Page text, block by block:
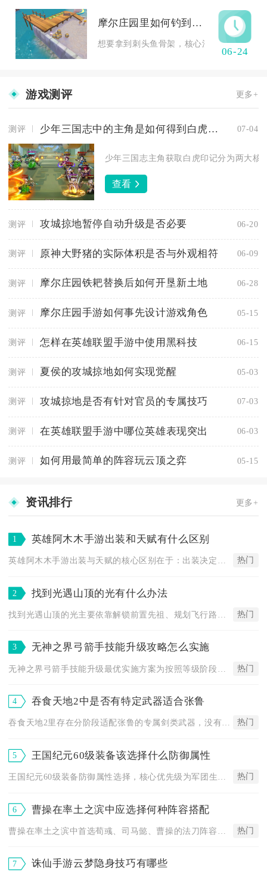
摩尔庄园里如何钓到刺头鱼骨架
想要拿到刺头鱼骨架，核心流程为先在黑
06-24
游戏测评 更多+
测评 少年三国志中的主角是如何得到白虎印记的 07-04
少年三国志主角获取白虎印记分为两大核
查看
测评 攻城掠地暂停自动升级是否必要 06-20
测评 原神大野猪的实际体积是否与外观相符 06-09
测评 摩尔庄园铁耙替换后如何开垦新土地 06-28
测评 摩尔庄园手游如何事先设计游戏角色 05-15
测评 怎样在英雄联盟手游中使用黑科技 06-15
测评 夏侯的攻城掠地如何实现觉醒 05-03
测评 攻城掠地是否有针对官员的专属技巧 07-03
测评 在英雄联盟手游中哪位英雄表现突出 06-03
测评 如何用最简单的阵容玩云顶之弈 05-15
资讯排行 更多+
1 英雄阿木木手游出装和天赋有什么区别
热门
2 找到光遇山顶的光有什么办法
热门
3 无神之界弓箭手技能升级攻略怎么实施
热门
4 吞食天地2中是否有特定武器适合张鲁
吞食天地2里存在分阶段适配张鲁的专属剑类武器，没有跨类型武器... 热门
5 王国纪元60级装备该选择什么防御属性
热门
6 曹操在率土之滨中应选择何种阵容搭配
热门
7 诛仙手游云梦隐身技巧有哪些